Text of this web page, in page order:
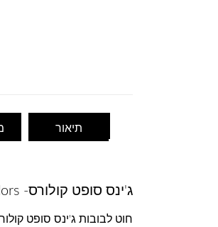
תיאור
ג'ינס סופט קולורס- jeans soft colors
חוט לבובות ג'ינס סופט